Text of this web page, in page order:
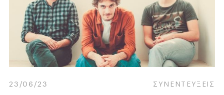
23/06/23 ΣΥΝΕΝΤΕΥΞΕΙΣ